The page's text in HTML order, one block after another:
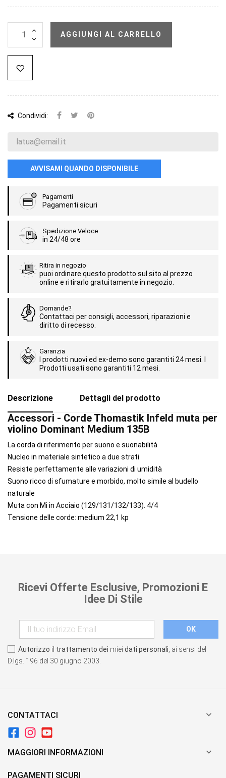
AGGIUNGI AL CARRELLO
Condividi:
AVVISAMI QUANDO DISPONIBILE
Pagamenti
Pagamenti sicuri
Spedizione Veloce
in 24/48 ore
Ritira in negozio
puoi ordinare questo prodotto sul sito al prezzo
online e ritirarlo gratuitamente in negozio.
Domande?
Contattaci per consigli, accessori, riparazioni e
diritto di recesso.
Garanzia
I prodotti nuovi ed ex-demo sono garantiti 24 mesi. I
Prodotti usati sono garantiti 12 mesi.
Descrizione Dettagli del prodotto
Accessori - Corde Thomastik Infeld muta per
violino Dominant Medium 135B
La corda di riferimento per suono e suonabilità
Nucleo in materiale sintetico a due strati
Resiste perfettamente alle variazioni di umidità
Suono ricco di sfumature e morbido, molto simile al budello
naturale
Muta con Mi in Acciaio (129/131/132/133). 4/4
Tensione delle corde: medium 22,1 kp
Ricevi Offerte Esclusive, Promozioni E
Idee Di Stile
Autorizzo il trattamento dei miei dati personali , ai sensi del
D.lgs. 196 del 30 giugno 2003.
CONTATTACI 
MAGGIORI INFORMAZIONI 
PAGAMENTI SICURI